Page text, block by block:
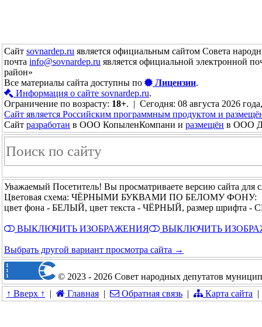
Сайт sovnardep.ru является официальным сайтом Совета
почта info@sovnardep.ru является официальной электронной
район»
Все материалы сайта доступны по
Лицензии.
Информация о сайте sovnardep.ru.
Ограничение по возрасту: 18+. | Сегодня: 08 августа 2026
Сайт является Российским программным продуктом и
Сайт разработан в ООО КопыленКомпани и размещён в ООО
Уважаемый Посетитель! Вы просматриваете версию сайта для
Цветовая схема: ЧЁРНЫМИ БУКВАМИ ПО БЕЛОМУ ФОНУ:
цвет фона - БЕЛЫЙ, цвет текста - ЧЁРНЫЙ, размер шрифта -
ВЫКЛЮЧИТЬ ИЗОБРАЖЕНИЯ ВЫКЛЮЧИТЬ
Выбрать другой вариант просмотра сайта →
© 2023 - 2026 Совет народных депутатов
↑ Вверх ↑
| Главная | Обратная связь | Карта сайта